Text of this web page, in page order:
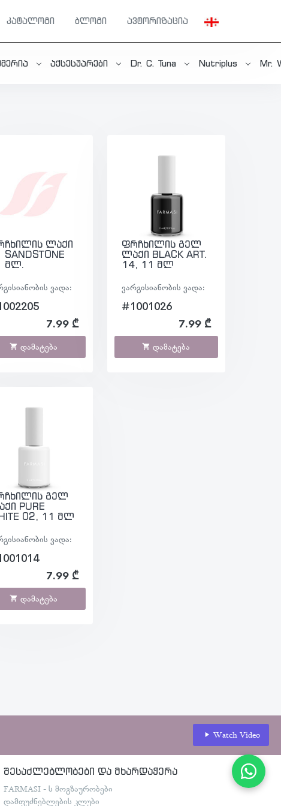
კატალოგი ბლოგი ავტორიზაცია
აქსესუარები Dr. C. Tuna Nutriplus Mr.
ლაქი
SANDSTONE
მლ.
ვადა:
7.99 ₾
დამატება
ფრჩხილის გელ
ლაქი BLACK ART.
14, 11 მლ
ვარგისიანობის ვადა:
#1001026
7.99 ₾
დამატება
გელ
PURE
02, 11 მლ
ვადა:
7.99 ₾
დამატება
შესაძლებლობები და მხარდაჭერა
FARMASI - ს მოგზაურობები
დამფუძნებლების კლუბი
Watch Video